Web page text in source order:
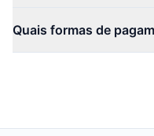
Quais formas de